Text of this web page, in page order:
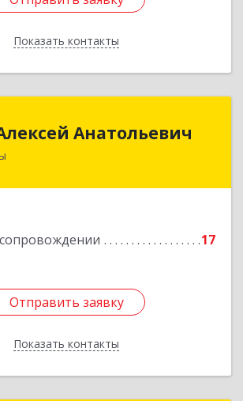
Показать контакты
Назад
Анатольевич
17
Отправить заявку
Показать контакты
Алексей Анатольевич
обл,город Вятские Поляны
Отправить заявку
Назад